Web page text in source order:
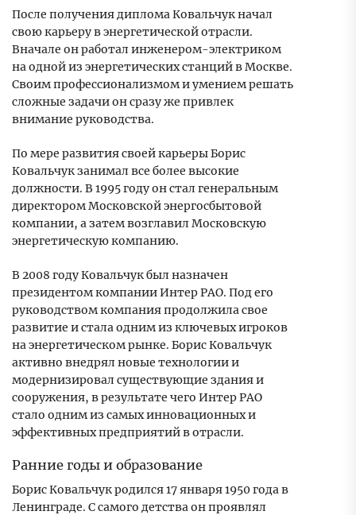
После получения диплома Ковальчук начал
свою карьеру в энергетической отрасли.
Вначале он работал инженером-электриком
на одной из энергетических станций в Москве.
Своим профессионализмом и умением решать
сложные задачи он сразу же привлек
внимание руководства.
По мере развития своей карьеры Борис
Ковальчук занимал все более высокие
должности. В 1995 году он стал генеральным
директором Московской энергосбытовой
компании, а затем возглавил Московскую
энергетическую компанию.
В 2008 году Ковальчук был назначен
президентом компании Интер РАО. Под его
руководством компания продолжила свое
развитие и стала одним из ключевых игроков
на энергетическом рынке. Борис Ковальчук
активно внедрял новые технологии и
модернизировал существующие здания и
сооружения, в результате чего Интер РАО
стало одним из самых инновационных и
эффективных предприятий в отрасли.
Ранние годы и образование
Борис Ковальчук родился 17 января 1950 года в
Ленинграде. С самого детства он проявлял